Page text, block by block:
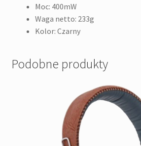
Moc: 400mW
Waga netto: 233g
Kolor: Czarny
Podobne produkty